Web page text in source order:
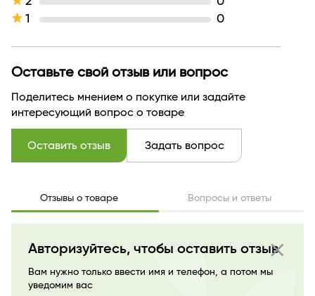
1
0
Оставьте свой отзыв или вопрос
Поделитесь мнением о покупке или задайте
интересующий вопрос о товаре
Оставить отзыв Задать вопрос
Отзывы о товаре Вопросы и ответы
close
Авторизуйтесь, чтобы оставить отзыв
Вам нужно только ввести имя и телефон, а потом мы
уведомим вас